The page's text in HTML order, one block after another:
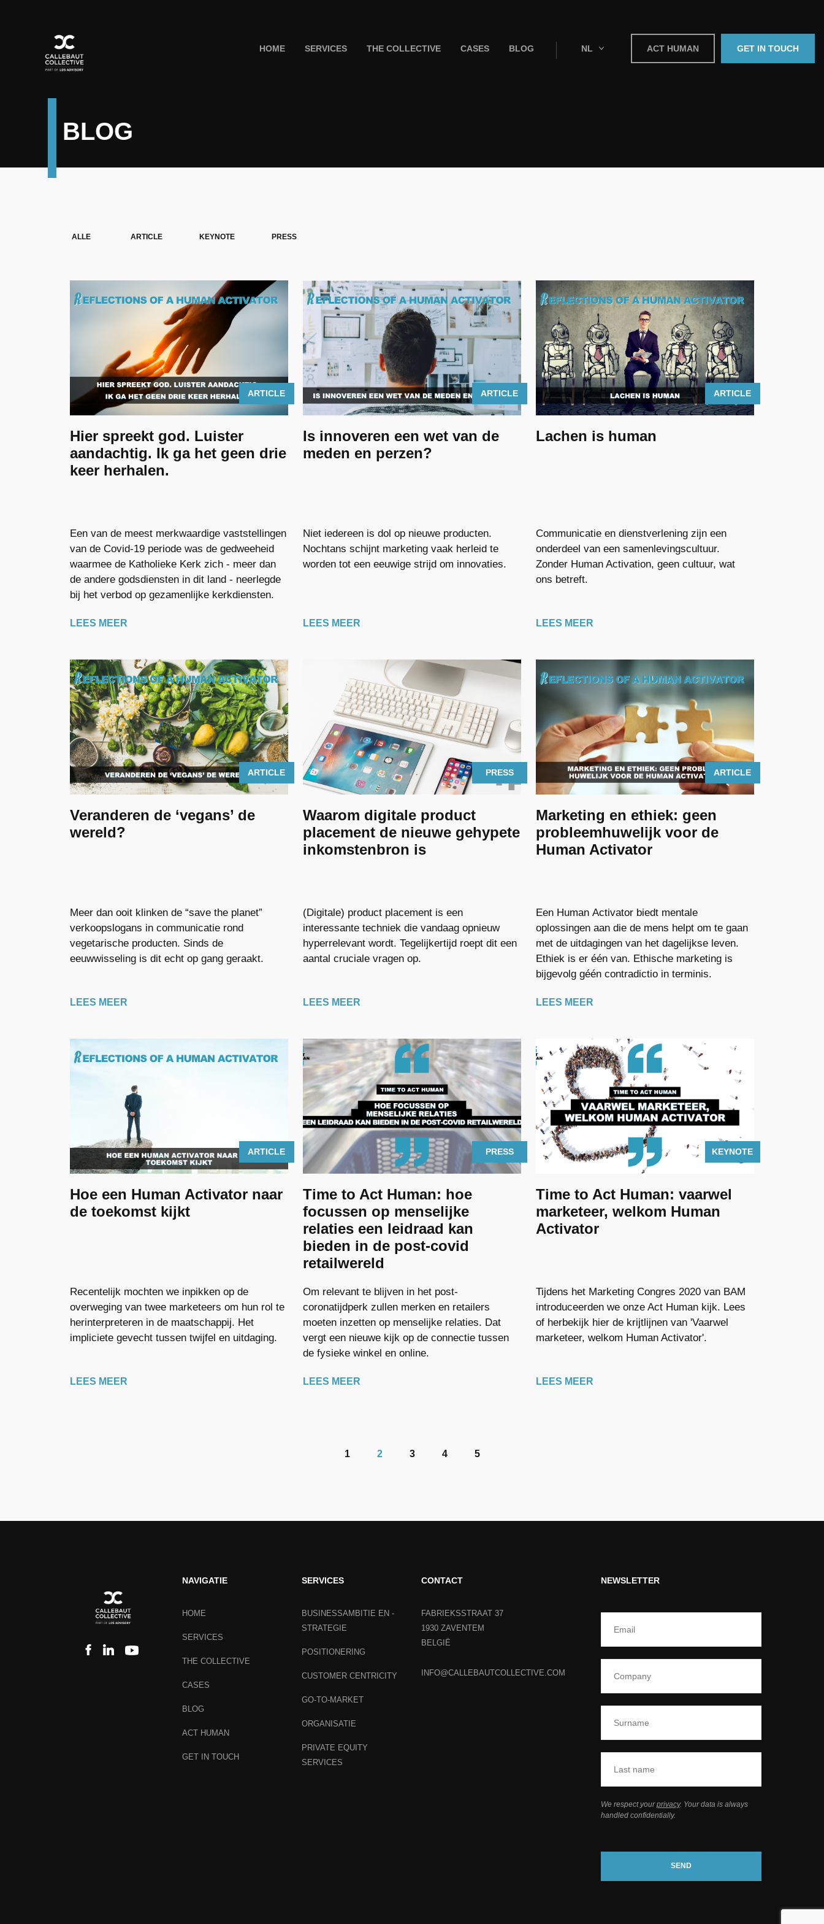
HOME SERVICES THE COLLECTIVE CASES BLOG NL ACT HUMAN GET IN TOUCH
BLOG
ALLE ARTICLE KEYNOTE PRESS
ARTICLE
Hier spreekt god. Luister
aandachtig. Ik ga het geen drie
keer herhalen.
Een van de meest merkwaardige vaststellingen
van de Covid-19 periode was de gedweeheid
waarmee de Katholieke Kerk zich - meer dan
de andere godsdiensten in dit land - neerlegde
bij het verbod op gezamenlijke kerkdiensten.
LEES MEER
ARTICLE
Is innoveren een wet van de
meden en perzen?
Niet iedereen is dol op nieuwe producten.
Nochtans schijnt marketing vaak herleid te
worden tot een eeuwige strijd om innovaties.
LEES MEER
ARTICLE
Lachen is human
Communicatie en dienstverlening zijn een
onderdeel van een samenlevingscultuur.
Zonder Human Activation, geen cultuur, wat
ons betreft.
LEES MEER
ARTICLE
Veranderen de ‘vegans’ de
wereld?
Meer dan ooit klinken de “save the planet”
verkoopslogans in communicatie rond
vegetarische producten. Sinds de
eeuwwisseling is dit echt op gang geraakt.
LEES MEER
ARTICLE
PRESS
Waarom digitale product
placement de nieuwe gehypete
inkomstenbron is
(Digitale) product placement is een
interessante techniek die vandaag opnieuw
hyperrelevant wordt. Tegelijkertijd roept dit een
aantal cruciale vragen op.
LEES MEER
ARTICLE
Marketing en ethiek: geen
probleemhuwelijk voor de
Human Activator
Een Human Activator biedt mentale
oplossingen aan die de mens helpt om te gaan
met de uitdagingen van het dagelijkse leven.
Ethiek is er één van. Ethische marketing is
bijgevolg géén contradictio in terminis.
LEES MEER
ARTICLE
Hoe een Human Activator naar
de toekomst kijkt
Recentelijk mochten we inpikken op de
overweging van twee marketeers om hun rol te
herinterpreteren in de maatschappij. Het
impliciete gevecht tussen twijfel en uitdaging.
LEES MEER
PRESS
Time to Act Human: hoe
focussen op menselijke
relaties een leidraad kan
bieden in de post-covid
retailwereld
Om relevant te blijven in het post-
coronatijdperk zullen merken en retailers
moeten inzetten op menselijke relaties. Dat
vergt een nieuwe kijk op de connectie tussen
de fysieke winkel en online.
LEES MEER
ARTICLE
KEYNOTE
Time to Act Human: vaarwel
marketeer, welkom Human
Activator
Tijdens het Marketing Congres 2020 van BAM
introduceerden we onze Act Human kijk. Lees
of herbekijk hier de krijtlijnen van 'Vaarwel
marketeer, welkom Human Activator'.
LEES MEER
1 2 3 4 5
NAVIGATIE
HOME
SERVICES
THE COLLECTIVE
CASES
BLOG
ACT HUMAN
GET IN TOUCH
SERVICES
BUSINESSAMBITIE EN -
STRATEGIE
POSITIONERING
CUSTOMER CENTRICITY
GO-TO-MARKET
ORGANISATIE
PRIVATE EQUITY
SERVICES
CONTACT
FABRIEKSSTRAAT 37
1930 ZAVENTEM
BELGIË
INFO@CALLEBAUTCOLLECTIVE.COM
NEWSLETTER
We respect yourprivacy. Your data is always
handled confidentially.
SEND